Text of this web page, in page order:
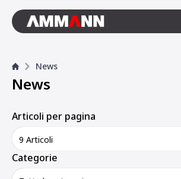
News
News
Articoli per pagina
9 Articoli
Categorie